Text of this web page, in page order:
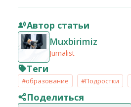
Автор статьи
Muxbirimiz
Jurnalist
Теги
#образование #Подростки
Поделиться